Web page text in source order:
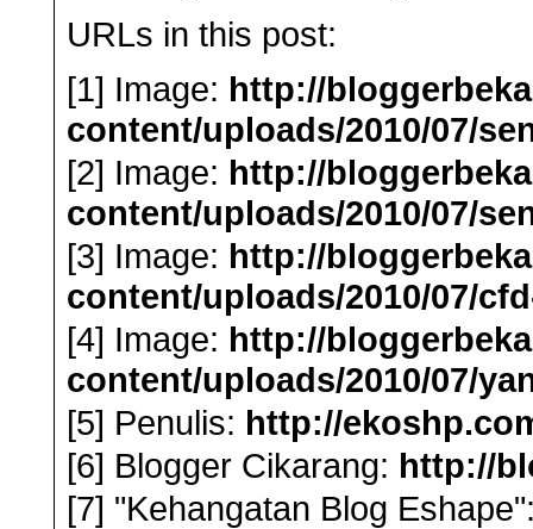
URLs in this post:
[1] Image: http://
content/uploads/2010/07/
[2] Image: http://
content/uploads/2010/07/
[3] Image: http://
content/uploads/2010/07/
[4] Image: http://
content/uploads/2010/07/
[5] Penulis: http://
[6] Blogger Cikarang: http://
[7] "Kehangatan Blog